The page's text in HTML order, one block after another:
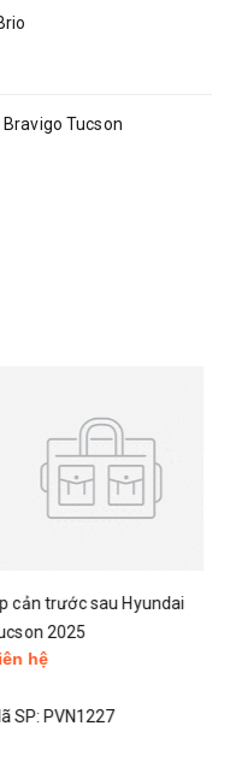
Tucson
cản trước sau Hyundai
2025
hệ
SP: PVN1227